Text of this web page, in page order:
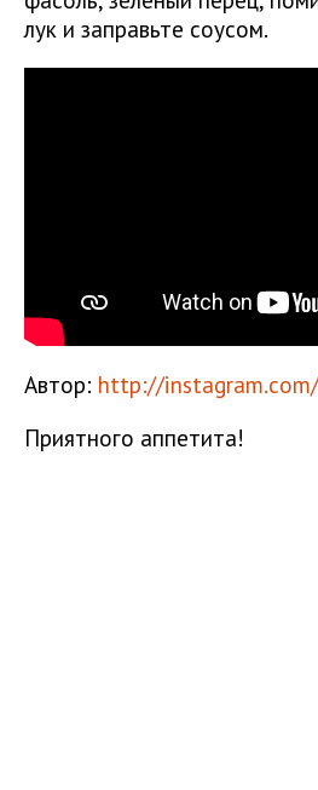
лук и заправьте соусом.
Автор: http://
Приятного аппетита!